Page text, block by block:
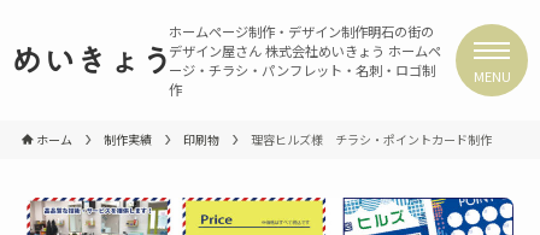
めいきょう
ホームページ制作・デザイン制作明石の街の
デザイン屋さん 株式会社めいきょう ホームペ
ージ・チラシ・パンフレット・名刺・ロゴ制
作
MENU
ホーム 制作実績 印刷物 理容ヒルズ様 チラシ・ポイントカード制作